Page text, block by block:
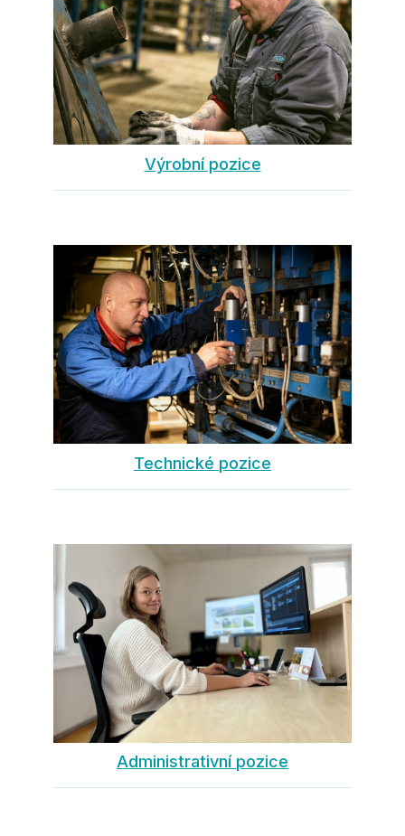
Výrobní pozice
Technické pozice
Administrativní pozice